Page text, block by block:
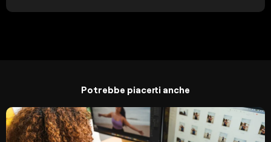
Potrebbe piacerti anche